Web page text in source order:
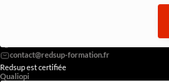
Redsup est certifiée
Qualiopi